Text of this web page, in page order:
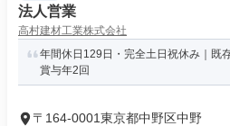
法人営業
高村建材工業株式会社
年間休日129日・完全土日祝休み｜既
賞与年2回
〒164-0001東京都中野区中野